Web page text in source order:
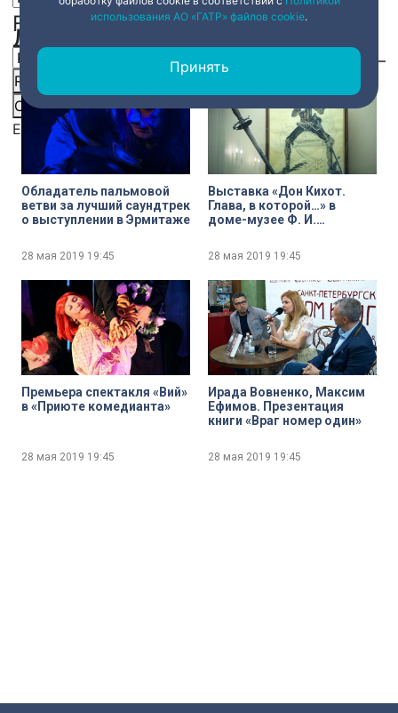
Font Family
Reset restore all settings to the default values
Close Modal Dialog
End of dialog window.
Другие сюжеты
Обладатель пальмовой
ветви за лучший саундтрек
о выступлении в Эрмитаже
28 мая 2019 19:45
Выставка «Дон Кихот.
Глава, в которой…» в
доме-музее Ф. И.
28 мая 2019 19:45
Премьера спектакля «Вий»
в «Приюте комедианта»
28 мая 2019 19:45
Ирада Вовненко, Максим
Ефимов. Презентация
книги «Враг номер один»
28 мая 2019 19:45
использования АО «ГАТР» файлов cookie.
Принять